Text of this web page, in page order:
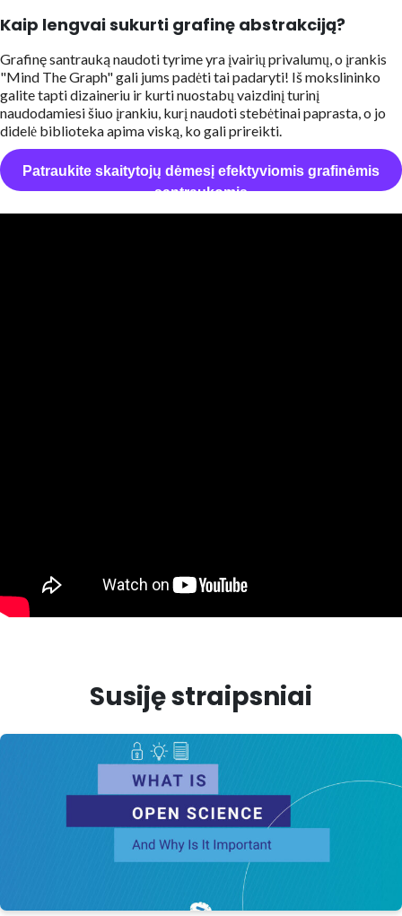
Kaip lengvai sukurti grafinę abstrakciją?
Grafinę santrauką naudoti tyrime yra įvairių privalumų, o įrankis
"Mind The Graph" gali jums padėti tai padaryti! Iš mokslininko
galite tapti dizaineriu ir kurti nuostabų vaizdinį turinį
naudodamiesi šiuo įrankiu, kurį naudoti stebėtinai paprasta, o jo
didelė biblioteka apima viską, ko gali prireikti.
Patraukite skaitytojų dėmesį efektyviomis grafinėmis
santraukomis
Susiję straipsniai